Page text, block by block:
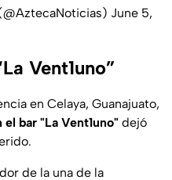
June 5,
Vent1uno”
en Celaya, Guanajuato,
bar "La Vent1uno" dejó
de la una de la